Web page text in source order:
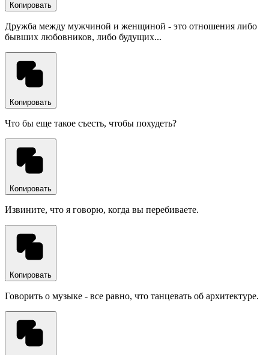
Копировать
Дружба между мужчиной и женщиной - это отношения либо
бывших любовников, либо будущих...
Копировать
Что бы еще такое съесть, чтобы похудеть?
Копировать
Извините, что я говорю, когда вы перебиваете.
Копировать
Говорить о музыке - все равно, что танцевать об архитектуре.